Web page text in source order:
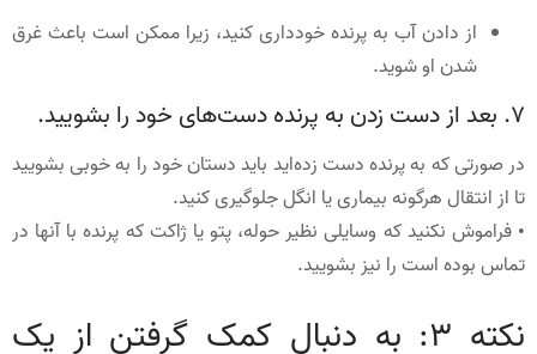
از دادن آب به پرنده خودداری کنید، زیرا ممکن است باعث غرق
شدن او شوید.
7. بعد از دست زدن به پرنده دست‌های خود را بشویید.
در صورتی که به پرنده دست زده‌اید باید دستان خود را به خوبی بشویید
تا از انتقال هرگونه بیماری یا انگل جلوگیری کنید.
• فراموش نکنید که وسایلی نظیر حوله، پتو یا ژاکت که پرنده با آنها در
تماس بوده است را نیز بشویید.
نکته 3: به دنبال کمک گرفتن از یک